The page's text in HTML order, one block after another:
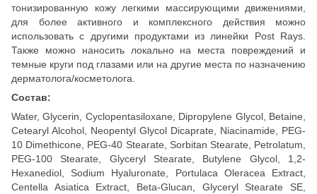
тонизированную кожу легкими массирующими движениями,
для более активного и комплексного действия можно
использовать с другими продуктами из линейки Post Rays.
Также можно наносить локально на места повреждений и
темные круги под глазами или на другие места по назначению
дерматолога/косметолога.
Состав:
Water, Glycerin, Cyclopentasiloxane, Dipropylene Glycol, Betaine,
Cetearyl Alcohol, Neopentyl Glycol Dicaprate, Niacinamide, PEG-
10 Dimethicone, PEG-40 Stearate, Sorbitan Stearate, Petrolatum,
PEG-100 Stearate, Glyceryl Stearate, Butylene Glycol, 1,2-
Hexanediol, Sodium Hyaluronate, Portulaca Oleracea Extract,
Centella Asiatica Extract, Beta-Glucan, Glyceryl Stearate SE,